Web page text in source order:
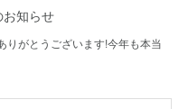
知らせ
りがとうございます!今年も本当